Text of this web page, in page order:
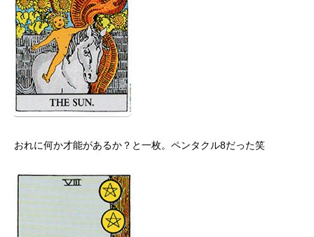
おれに何か才能があるか？と一枚。ペンタクル8だった笑